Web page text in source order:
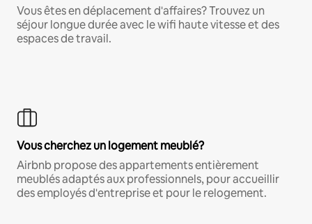
Vous êtes en déplacement d'affaires? Trouvez un
séjour longue durée avec le wifi haute vitesse et des
espaces de travail.
Vous cherchez un logement meublé?
Airbnb propose des appartements entièrement
meublés adaptés aux professionnels, pour accueillir
des employés d'entreprise et pour le relogement.